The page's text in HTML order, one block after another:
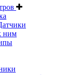
ним